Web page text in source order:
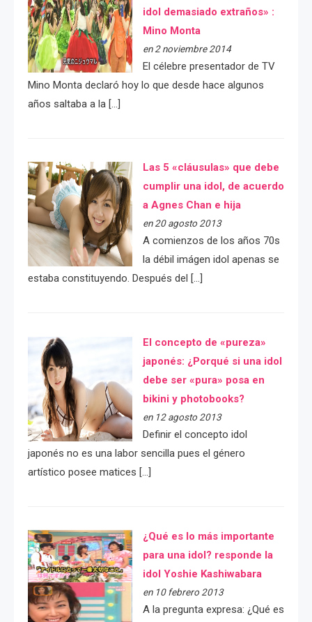
idol demasiado extraños» :
Mino Monta
en 2 noviembre 2014
El célebre presentador de TV
Mino Monta declaró hoy lo que desde hace algunos
años saltaba a la […]
Las 5 «cláusulas» que debe
cumplir una idol, de acuerdo
a Agnes Chan e hija
en 20 agosto 2013
A comienzos de los años 70s
la débil imágen idol apenas se
estaba constituyendo. Después del […]
El concepto de «pureza»
japonés: ¿Porqué si una idol
debe ser «pura» posa en
bikini y photobooks?
en 12 agosto 2013
Definir el concepto idol
japonés no es una labor sencilla pues el género
artístico posee matices […]
¿Qué es lo más importante
para una idol? responde la
idol Yoshie Kashiwabara
en 10 febrero 2013
A la pregunta expresa: ¿Qué es